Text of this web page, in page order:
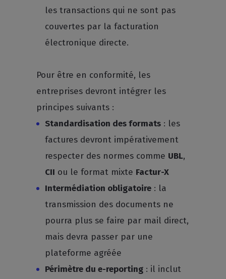
les transactions qui ne sont pas
couvertes par la facturation
électronique directe.
Pour être en conformité, les
entreprises devront intégrer les
principes suivants :
Standardisation des formats : les
factures devront impérativement
respecter des normes comme UBL,
CII ou le format mixte Factur-X
Intermédiation obligatoire : la
transmission des documents ne
pourra plus se faire par mail direct,
mais devra passer par une
plateforme agréée
Périmètre du e-reporting : il inclut